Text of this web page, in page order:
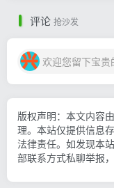
评论 抢沙发
欢迎您留下宝贵
版权声明：本文内容
理。本站仅提供信息
法律责任。如发现本
部联系方式私聊举报